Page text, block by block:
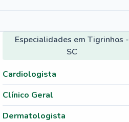
Especialidades em Tigrinhos -
SC
Cardiologista
Clínico Geral
Dermatologista